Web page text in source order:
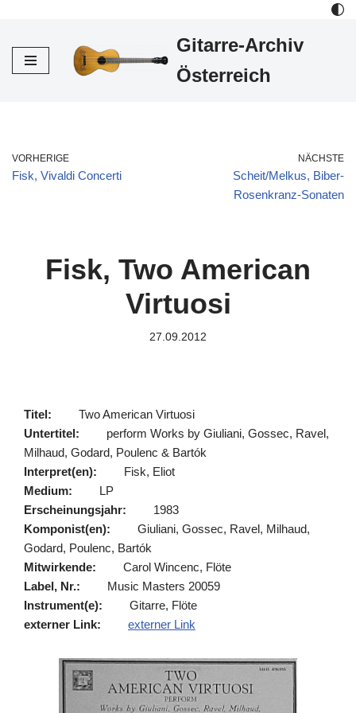
Inhalt
Gitarre-Archiv
Österreich
VORHERIGE
Fisk, Vivaldi Concerti
NÄCHSTE
Scheit/Melkus, Biber-
Rosenkranz-Sonaten
Fisk, Two American
Virtuosi
27.09.2012
Titel:
Two American Virtuosi
Untertitel:
perform Works by Giuliani, Gossec, Ravel,
Milhaud, Godard, Poulenc & Bartók
Interpret(en):
Fisk, Eliot
Medium:
LP
Erscheinungsjahr:
1983
Komponist(en):
Giuliani, Gossec, Ravel, Milhaud,
Godard, Poulenc, Bartók
Mitwirkende:
Carol Wincenc, Flöte
Label, Nr.:
Music Masters 20059
Instrument(e):
Gitarre, Flöte
externer Link:
externer Link